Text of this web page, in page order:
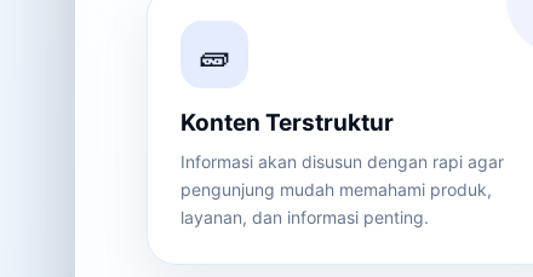
🧱
Konten Terstruktur
Informasi akan disusun dengan rapi agar
pengunjung mudah memahami produk,
layanan, dan informasi penting.